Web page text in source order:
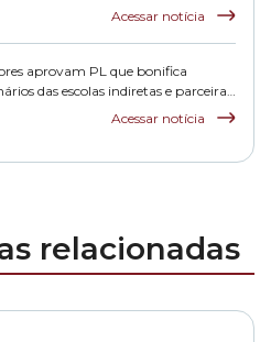
Acessar notícia
aprovam PL que bonifica
das escolas indiretas e parceiras
Acessar notícia
relacionadas